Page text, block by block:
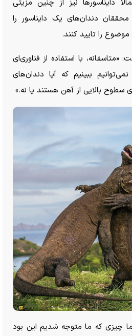
دایناسور‌ها نیز از چنین مزیتی
محققان دندان‌های یک دایناسور را
موضوع را تایید کنند.
با استفاده از فناوری‌ای
ببینیم که آیا دندان‌های
سطوح بالایی از آهن هستند یا نه.»
چیزی که ما متوجه شدیم این بود